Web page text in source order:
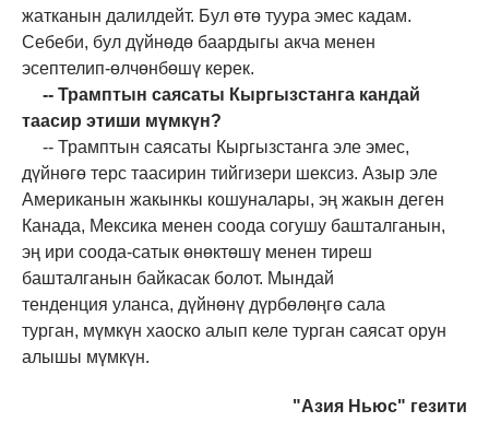
жатканын далилдейт. Бул өтө туура эмес кадам.
Себеби, бул дүйнөдө баардыгы акча менен
эсептелип-өлчөнбөшү керек.
--Трамптын саясаты Кыргызстанга кандай
таасир этиши мүмкүн?
-- Трамптын саясаты Кыргызстанга эле эмес,
дүйнөгө терс таасирин тийгизери шексиз. Азыр эле
Американын жакынкы кошуналары, эң жакын деген
Канада, Мексика менен соода согушу башталганын,
эң ири соода-сатык өнөктөшү менен тиреш
башталганын байкасак болот. Мындай
тенденция уланса, дүйнөнү дүрбөлөңгө сала
турган, мүмкүн хаоско алып келе турган саясат орун
алышы мүмкүн.
"Азия Ньюс" гезити